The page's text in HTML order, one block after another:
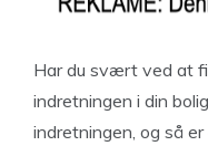
Har du svært ved at
indretningen i din
indretningen, og så